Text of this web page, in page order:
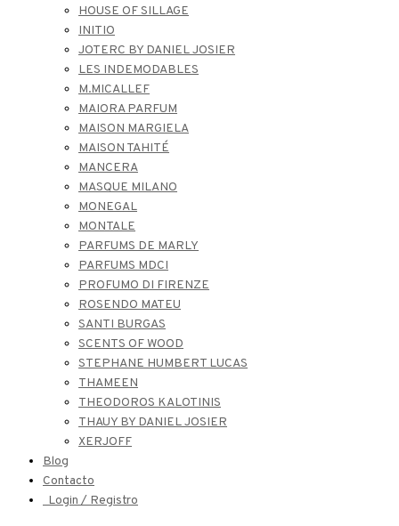
HOUSE OF SILLAGE
INITIO
JOTERC BY DANIEL JOSIER
LES INDEMODABLES
M.MICALLEF
MAIORA PARFUM
MAISON MARGIELA
MAISON TAHITÉ
MANCERA
MASQUE MILANO
MONEGAL
MONTALE
PARFUMS DE MARLY
PARFUMS MDCI
PROFUMO DI FIRENZE
ROSENDO MATEU
SANTI BURGAS
SCENTS OF WOOD
STEPHANE HUMBERT LUCAS
THAMEEN
THEODOROS KALOTINIS
THAUY BY DANIEL JOSIER
XERJOFF
Blog
Contacto
Login / Registro